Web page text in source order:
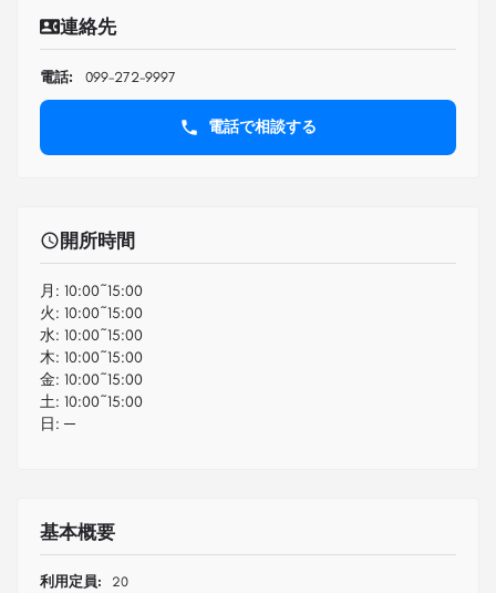
連絡先
電話: 099-272-9997
電話で相談する
開所時間
月: 10:00~15:00
火: 10:00~15:00
水: 10:00~15:00
木: 10:00~15:00
金: 10:00~15:00
土: 10:00~15:00
日: ─
基本概要
利用定員: 20